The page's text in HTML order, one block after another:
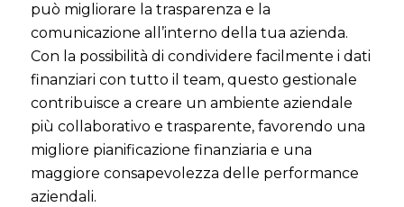
può migliorare la trasparenza e la
comunicazione all’interno della tua azienda.
Con la possibilità di condividere facilmente i dati
finanziari con tutto il team, questo gestionale
contribuisce a creare un ambiente aziendale
più collaborativo e trasparente, favorendo una
migliore pianificazione finanziaria e una
maggiore consapevolezza delle performance
aziendali.